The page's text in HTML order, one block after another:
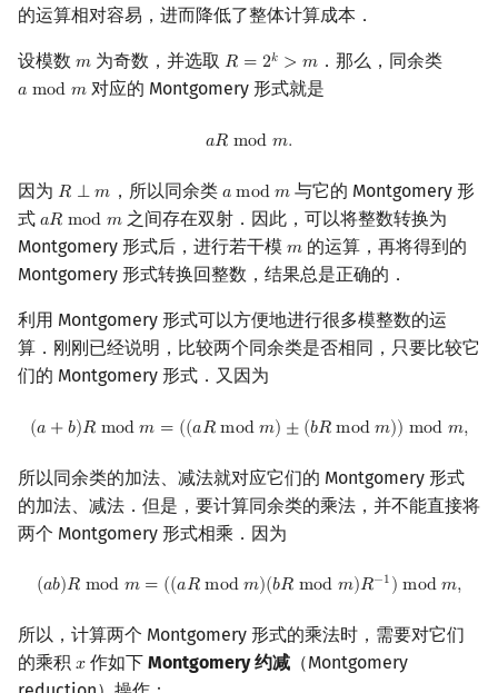
的运算相对容易，进而降低了整体计算成本．
设模数 𝑚
m 为奇数，并选取𝑅 = 2𝑘 > 𝑚
R=2k>m ．那么，同余类
𝑎 mod 𝑚
a modm 对应的 Montgomery 形式就是
𝑎𝑅 mod 𝑚.
aR mod m.
因为 𝑅 ⟂ 𝑚
R⟂m ，所以同余类 𝑎 mod𝑚
a modm 与它的 Montgomery 形
式 𝑎𝑅 mod 𝑚
aRmodm 之间存在双射．因此，可以将整数转换为
Montgomery 形式后，进行若干模 𝑚
m 的运算，再将得到的
Montgomery 形式转换回整数，结果总是正确的．
利用 Montgomery 形式可以方便地进行很多模整数的运
算．刚刚已经说明，比较两个同余类是否相同，只要比较它
们的 Montgomery 形式．又因为
(𝑎 +𝑏)𝑅 mod𝑚 = ((𝑎𝑅mod𝑚) ± (𝑏𝑅mod𝑚)) mod 𝑚,
(a +b)Rmod m =((a Rmodm)± bRmodm)) mod m,
所以同余类的加法、减法就对应它们的 Montgomery 形式
的加法、减法．但是，要计算同余类的乘法，并不能直接将
两个 Montgomery 形式相乘．因为
(𝑎𝑏)𝑅 mod 𝑚 = ((𝑎𝑅mod𝑚)(𝑏𝑅 mod 𝑚)𝑅−1) mod𝑚,
( a b)Rmod m =((a R mod m)(bRmodm)R− 1)modm,
所以，计算两个 Montgomery 形式的乘法时，需要对它们
的乘积 𝑥
x 作如下Montgomery 约减 （Montgomery